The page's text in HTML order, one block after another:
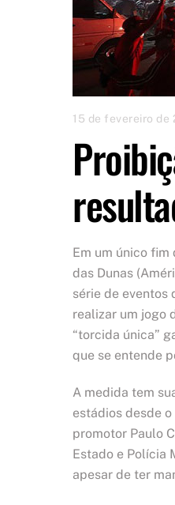
15 de fevereiro de
Em um único fim
das Dunas
série de
realizar um jogo
“torcida única”
que se entende
A medida tem
estádios desde
promotor Paulo
Estado e Polícia
apesar de ter